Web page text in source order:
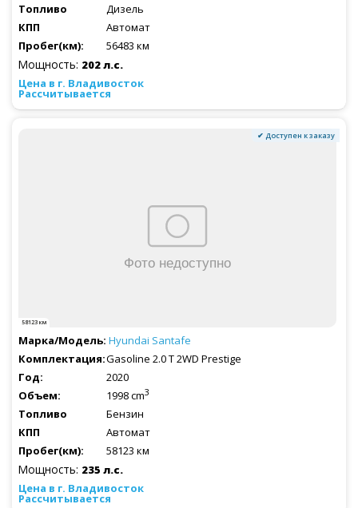
Дизель
Автомат
56483 км
Мощность: 202 л.с.
Рассчитывается
✔ Доступен к заказу
58123 км
Hyundai Santafe
Gasoline 2.0 T 2WD Prestige
2020
1998 cm3
Бензин
Автомат
58123 км
Мощность: 235 л.с.
Рассчитывается